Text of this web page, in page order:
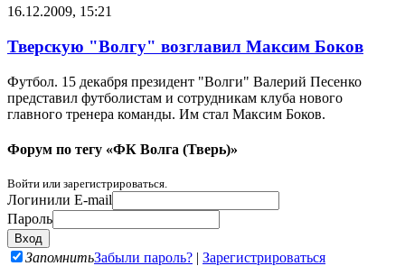
16.12.2009, 15:21
Тверскую "Волгу" возглавил Максим Боков
Футбол. 15 декабря президент "Волги" Валерий Песенко
представил футболистам и сотрудникам клуба нового
главного тренера команды. Им стал Максим Боков.
Форум по тегу «ФК Волга (Тверь)»
Войти или зарегистрироваться.
Логинили E-mail
Пароль
ЗапомнитьЗабыли пароль? | Зарегистрироваться